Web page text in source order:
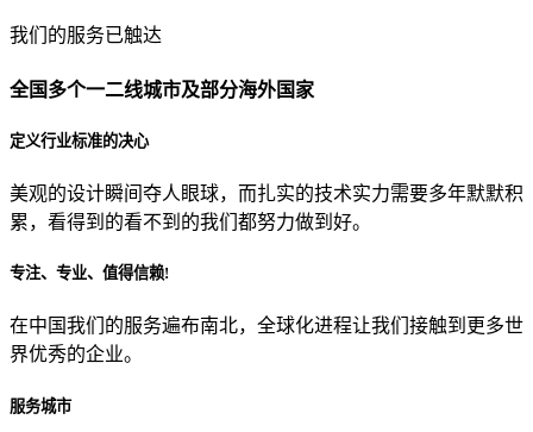
贵公司预算范围是？
贵公司的团队规模是？
目前主要的营销渠道是？
我们的服务已触达
全国多个一二线城市及部分海外国家
定义行业标准的决心
美观的设计瞬间夺人眼球，而扎实的技术实力需要多年默默积
累，看得到的看不到的我们都努力做到好。
专注、专业、值得信赖!
在中国我们的服务遍布南北，全球化进程让我们接触到更多世
界优秀的企业。
服务城市